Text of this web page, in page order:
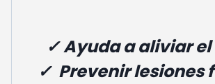
✓ Ayuda a aliviar
✓ Prevenir lesiones